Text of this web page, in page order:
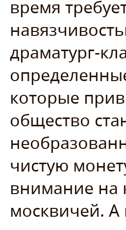
время
драматург-
которые
общество
чистую
внимание на
москвичей.